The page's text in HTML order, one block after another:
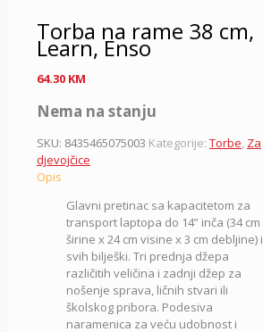
Torba na rame 38 cm,
Learn, Enso
64.30 KM
Nema na stanju
SKU: 8435465075003 Kategorije: Torbe, Za
djevojčice
Opis
Glavni pretinac sa kapacitetom za
transport laptopa do 14” inča (34 cm
širine x 24 cm visine x 3 cm debljine) i
svih bilješki. Tri prednja džepa
različitih veličina i zadnji džep za
nošenje sprava, ličnih stvari ili
školskog pribora. Podesiva
naramenica za veću udobnost i